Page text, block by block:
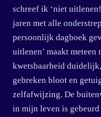
schreef ik ‘niet
jaren met alle
persoonlijk dagboek
uitlenen’ maakt
kwetsbaarheid
gebreken bloot en
zelfafwijzing. De
in mijn leven is